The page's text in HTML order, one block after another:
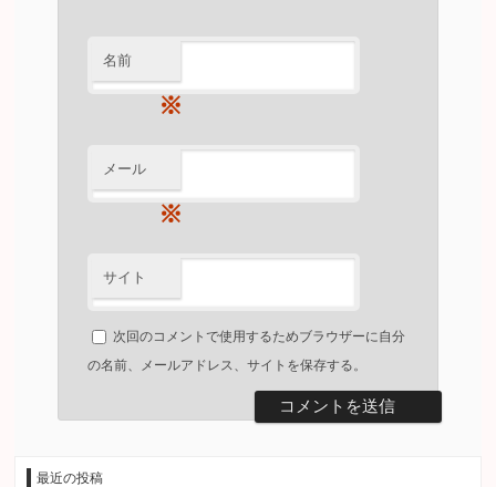
名前
※
メール
※
サイト
次回のコメントで使用するためブラウザーに自分
の名前、メールアドレス、サイトを保存する。
最近の投稿